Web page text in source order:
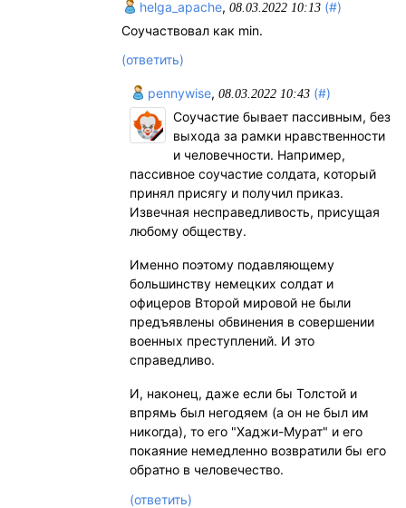
helga_apache, 08.03.2022 10:13 (#)
Соучаствовал как min.
(ответить)
pennywise, 08.03.2022 10:43 (#)
Соучастие бывает пассивным, без
выхода за рамки нравственности
и человечности. Например,
пассивное соучастие солдата, который
принял присягу и получил приказ.
Извечная несправедливость, присущая
любому обществу.
Именно поэтому подавляющему
большинству немецких солдат и
офицеров Второй мировой не были
предъявлены обвинения в совершении
военных преступлений. И это
справедливо.
И, наконец, даже если бы Толстой и
впрямь был негодяем (а он не был им
никогда), то его "Хаджи-Мурат" и его
покаяние немедленно возвратили бы его
обратно в человечество.
(ответить)